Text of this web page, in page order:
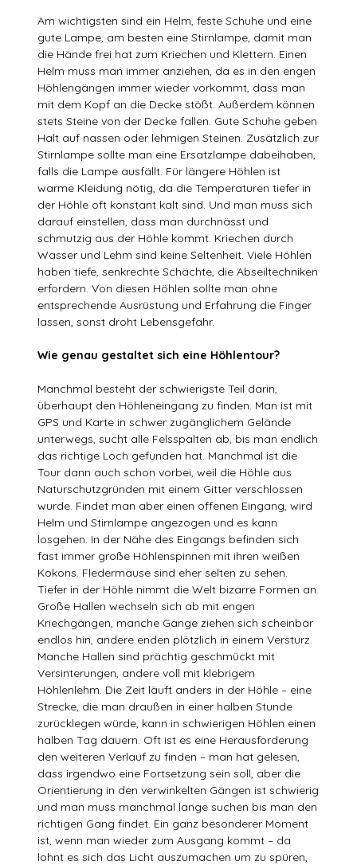
Am wichtigsten sind ein Helm, feste Schuhe und eine
gute Lampe, am besten eine Stirnlampe, damit man
die Hände frei hat zum Kriechen und Klettern. Einen
Helm muss man immer anziehen, da es in den engen
Höhlengängen immer wieder vorkommt, dass man
mit dem Kopf an die Decke stößt. Außerdem können
stets Steine von der Decke fallen. Gute Schuhe geben
Halt auf nassen oder lehmigen Steinen. Zusätzlich zur
Stirnlampe sollte man eine Ersatzlampe dabeihaben,
falls die Lampe ausfällt. Für längere Höhlen ist
warme Kleidung nötig, da die Temperaturen tiefer in
der Höhle oft konstant kalt sind. Und man muss sich
darauf einstellen, dass man durchnässt und
schmutzig aus der Höhle kommt. Kriechen durch
Wasser und Lehm sind keine Seltenheit. Viele Höhlen
haben tiefe, senkrechte Schächte, die Abseiltechniken
erfordern. Von diesen Höhlen sollte man ohne
entsprechende Ausrüstung und Erfahrung die Finger
lassen, sonst droht Lebensgefahr.
Wie genau gestaltet sich eine Höhlentour?
Manchmal besteht der schwierigste Teil darin,
überhaupt den Höhleneingang zu finden. Man ist mit
GPS und Karte in schwer zugänglichem Gelände
unterwegs, sucht alle Felsspalten ab, bis man endlich
das richtige Loch gefunden hat. Manchmal ist die
Tour dann auch schon vorbei, weil die Höhle aus
Naturschutzgründen mit einem Gitter verschlossen
wurde. Findet man aber einen offenen Eingang, wird
Helm und Stirnlampe angezogen und es kann
losgehen. In der Nähe des Eingangs befinden sich
fast immer große Höhlenspinnen mit ihren weißen
Kokons. Fledermäuse sind eher selten zu sehen.
Tiefer in der Höhle nimmt die Welt bizarre Formen an.
Große Hallen wechseln sich ab mit engen
Kriechgängen, manche Gänge ziehen sich scheinbar
endlos hin, andere enden plötzlich in einem Versturz.
Manche Hallen sind prächtig geschmückt mit
Versinterungen, andere voll mit klebrigem
Höhlenlehm. Die Zeit läuft anders in der Höhle – eine
Strecke, die man draußen in einer halben Stunde
zurücklegen würde, kann in schwierigen Höhlen einen
halben Tag dauern. Oft ist es eine Herausforderung
den weiteren Verlauf zu finden – man hat gelesen,
dass irgendwo eine Fortsetzung sein soll, aber die
Orientierung in den verwinkelten Gängen ist schwierig
und man muss manchmal lange suchen bis man den
richtigen Gang findet. Ein ganz besonderer Moment
ist, wenn man wieder zum Ausgang kommt – da
lohnt es sich das Licht auszumachen um zu spüren,